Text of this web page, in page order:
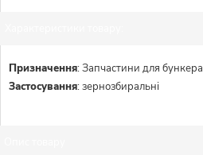
Призначення:Запчастини для бункера
Застосування:зернозбиральні